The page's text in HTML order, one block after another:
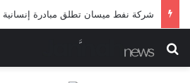
بحث عن